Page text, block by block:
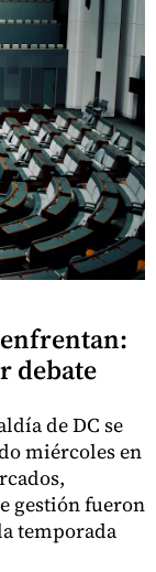
debate
de DC se
miércoles en
gestión fueron
temporada